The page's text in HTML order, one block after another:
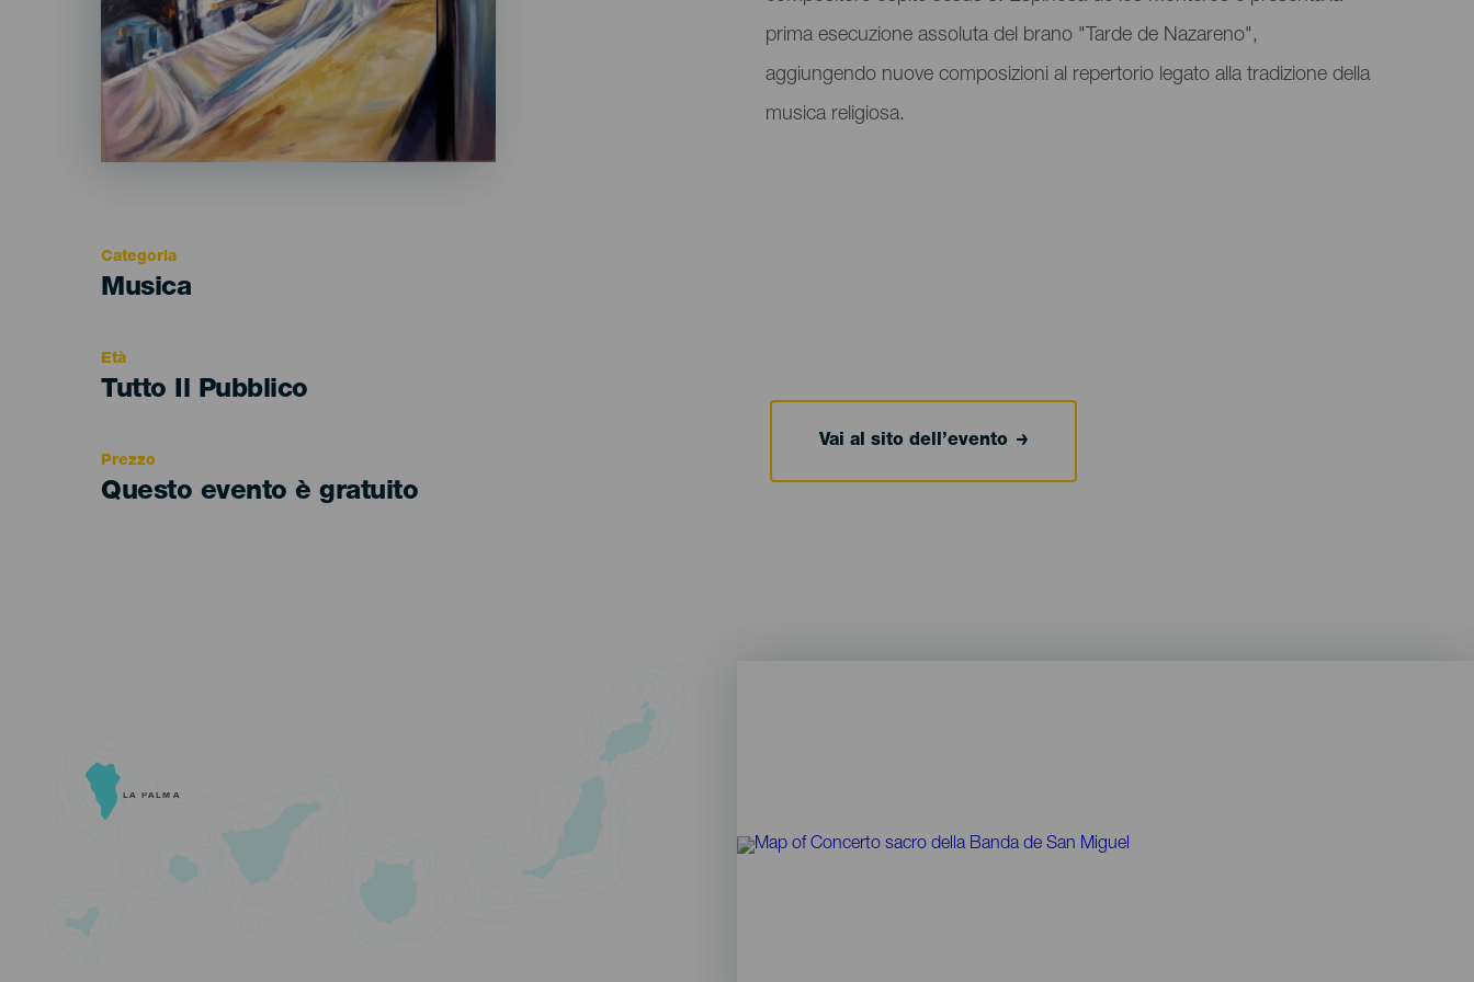
prima esecuzione assoluta del brano "Tarde de Nazareno",
aggiungendo nuove composizioni al repertorio legato alla tradizione della
musica religiosa.
Categoria
Categoría
Musica
Età
Edad
Tutto Il Pubblico
Prezzo
Questo evento è gratuito
Vai al sito dell’evento
LA PALMA